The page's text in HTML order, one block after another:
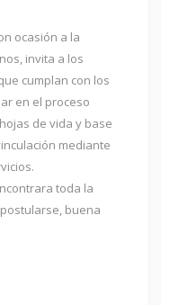
ocasión a la
invita a los
cumplan con los
en el proceso
de vida y base
mediante
toda la
buena